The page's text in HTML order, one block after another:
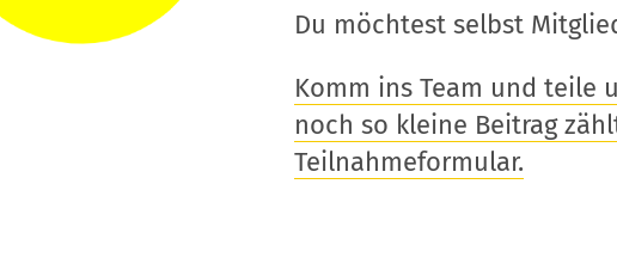
Du möchtest selbst
Komm ins Team und teile
noch so kleine Beitrag
Teilnahmeformular.